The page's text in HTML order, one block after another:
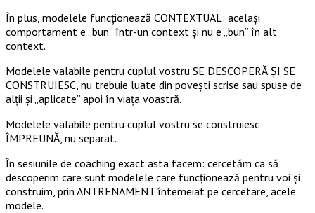
În plus, modelele funcționează CONTEXTUAL: același
comportament e „bun” într-un context și nu e „bun” în alt
context.
Modelele valabile pentru cuplul vostru SE DESCOPERĂ ȘI SE
CONSTRUIESC, nu trebuie luate din povești scrise sau spuse de
alții și „aplicate” apoi în viața voastră.
Modelele valabile pentru cuplul vostru se construiesc
ÎMPREUNĂ, nu separat.
În sesiunile de coaching exact asta facem: cercetăm ca să
descoperim care sunt modelele care funcționează pentru voi și
construim, prin ANTRENAMENT întemeiat pe cercetare, acele
modele.